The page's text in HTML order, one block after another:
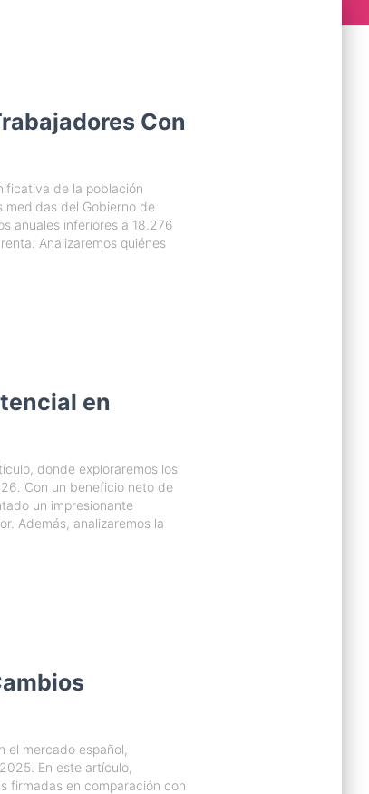
Con
de la población
medidas del Gobierno de
anuales inferiores a 18.276
Analizaremos quiénes
en
donde exploraremos los
Con un beneficio neto de
un impresionante
Además, analizaremos la
el mercado español,
En este artículo,
firmadas en comparación con